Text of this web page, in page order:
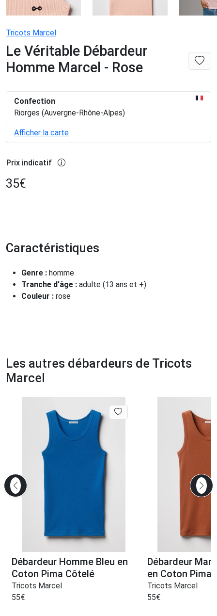
Tricots Marcel
Le Véritable Débardeur
Homme Marcel - Rose
Confection
Riorges (Auvergne-Rhône-Alpes)
Afficher la carte
Prix indicatif
35€
Caractéristiques
Genre : homme
Tranche d'âge : adulte (13 ans et +)
Couleur : rose
Les autres débardeurs de Tricots
Marcel
Débardeur Homme Bleu en
Coton Pima Côtelé
Tricots Marcel
55€
Débardeur
en Coton Pima
Tricots Marcel
55€